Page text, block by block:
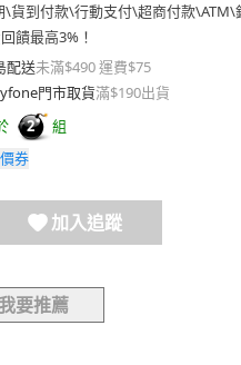
\貨到付款\行動支付\超商付款\ATM\
饋最高3%！
配送未滿$490 運費$75
門市取貨滿$190出貨
2
組
券
加入追蹤
要推薦